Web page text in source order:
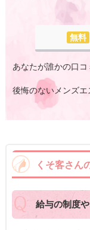
無料
あなたが誰かの口
後悔のないメンズ
くそ客さん
給与の制度